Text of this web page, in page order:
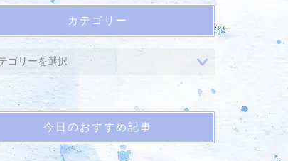
カテゴリー
今日のおすすめ記事